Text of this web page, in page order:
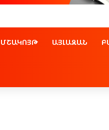
ՄՇԱԿՈՅԹ ԱՅԼԱԶԱՆ